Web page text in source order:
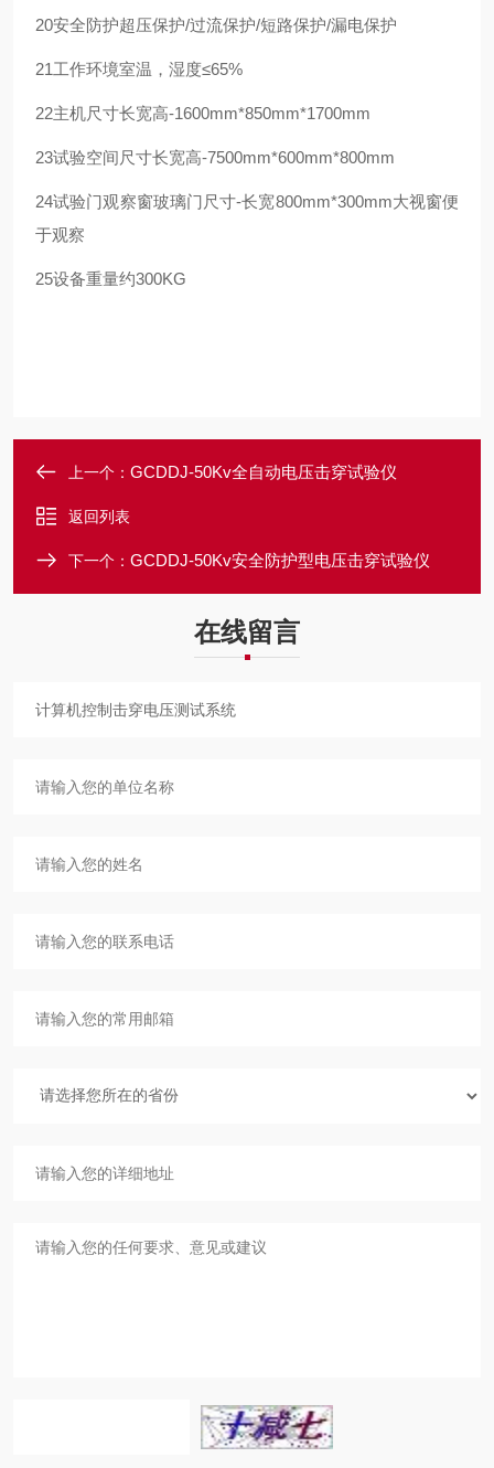
20安全防护超压保护/过流保护/短路保护/漏电保护
21工作环境室温，湿度≤65%
22主机尺寸长宽高-1600mm*850mm*1700mm
23试验空间尺寸长宽高-7500mm*600mm*800mm
24试验门观察窗玻璃门尺寸-长宽800mm*300mm大视窗便
于观察
25设备重量约300KG
上一个： GCDDJ-50Kv全自动电压击穿试验仪
返回列表
下一个： GCDDJ-50Kv安全防护型电压击穿试验仪
在线留言